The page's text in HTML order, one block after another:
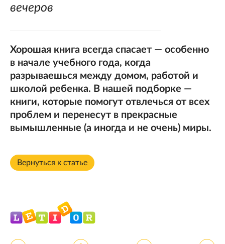
вечеров
Хорошая книга всегда спасает — особенно
в начале учебного года, когда
разрываешься между домом, работой и
школой ребенка. В нашей подборке —
книги, которые помогут отвлечься от всех
проблем и перенесут в прекрасные
вымышленные (а иногда и не очень) миры.
Вернуться к статье